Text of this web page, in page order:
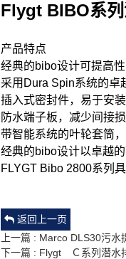
Flygt BIBO系
产品特点
经典的bibo设计可提高
采用Dura Spin系统的卓
插入式密封件，易于安
防水端子板，减少间接
带智能系统的叶轮套筒
经典的bibo设计以卓越
FLYGT Bibo 2800系列
返回上一页
上一篇 : Marco DLS30污水
下一篇 : Flygt Ｃ系列潜水